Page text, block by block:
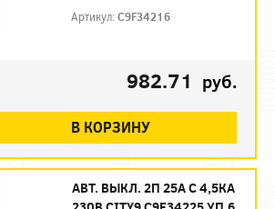
Артикул:C9F34216
982.71 руб.
В КОРЗИНУ
АВТ. ВЫКЛ. 2П 25А С 4,5КА